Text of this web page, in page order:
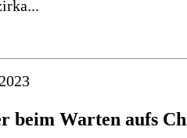
beim Warten aufs